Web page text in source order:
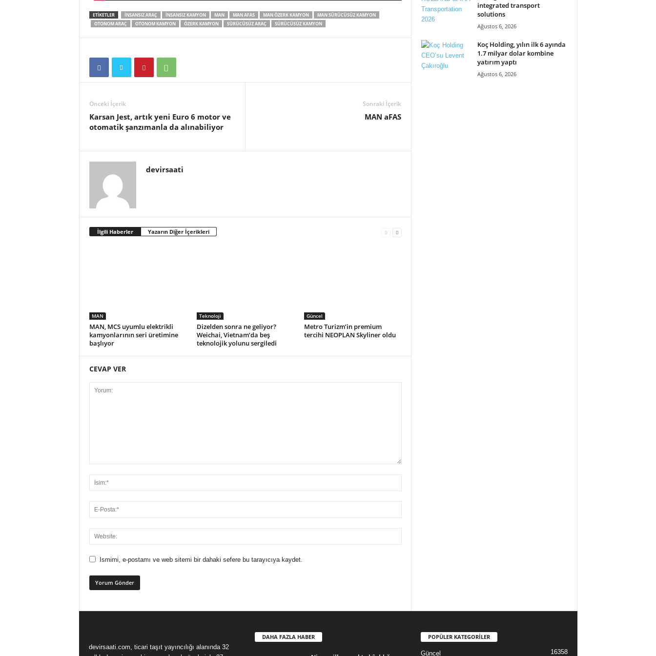
ETIKETLER INSANSIZ ARAÇ INSANSIZ KAMYON MAN MAN AFAS MAN ÖZERK KAMYON
MAN SÜRÜCÜSÜZ KAMYON
OTONOM ARAÇ
OTONOM KAMYON ÖZERK KAMYON SÜRÜCÜSÜZ ARAÇ SÜRÜCÜSÜZ KAMYON
Önceki İçerik
Karsan Jest, artık yeni Euro 6 motor ve
otomatik şanzımanla da alınabiliyor
Sonraki İçerik
MAN aFAS
devirsaati
İlgili Haberler Yazarın Diğer İçerikleri
MAN
MAN, MCS uyumlu elektrikli
kamyonlarının seri üretimine
başlıyor
Teknoloji
Dizelden sonra ne geliyor?
Weichai, Vietnam’da beş
teknolojik yolunu sergiledi
Güncel
Metro Turizm’in premium
tercihi NEOPLAN Skyliner oldu
CEVAP VER
Ismimi, e-postamı ve web sitemi bir dahaki sefere bu tarayıcıya kaydet.
integrated transport
solutions
Ağustos 6, 2026
Koç Holding, yılın ilk 6 ayında
1.7 milyar dolar kombine
yatırım yaptı
Ağustos 6, 2026
devirsaati.com, ticari taşıt yayıncılığı alanında 32
DAHA FAZLA HABER POPÜLER KATEGORİLER
Güncel 16358